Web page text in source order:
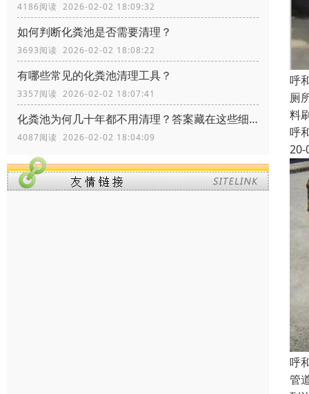
4186阅读 2026-02-02 18:09:32
如何判断化粪池是否需要清理？
3693阅读 2026-02-02 18:08:22
有哪些常见的化粪池清理工具？
3357阅读 2026-02-02 18:07:41
化粪池为何几十年都不用清理？答案藏在这些细节里！
4087阅读 2026-02-02 18:04:09
呼
厕
料
呼
20-
呼
管